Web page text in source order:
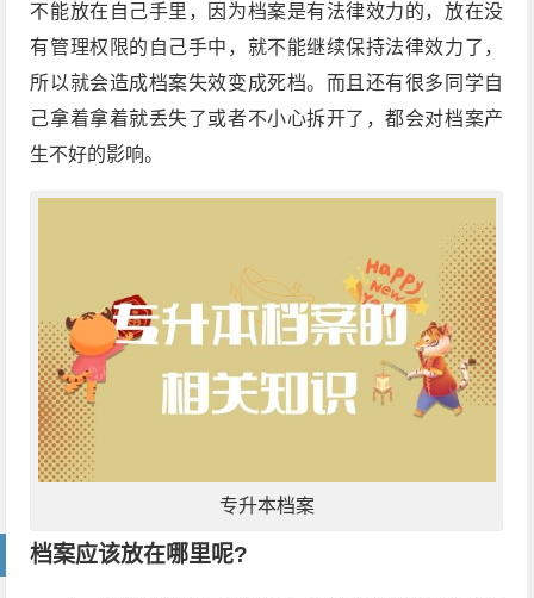
不能放在自己手里，因为档案是有法律效力的，放在没
有管理权限的自己手中，就不能继续保持法律效力了，
所以就会造成档案失效变成死档。而且还有很多同学自
己拿着拿着就丢失了或者不小心拆开了，都会对档案产
生不好的影响。
专升本档案
档案应该放在哪里呢?